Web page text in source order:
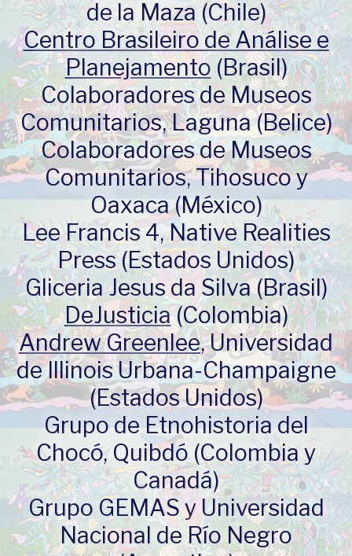
de la Maza (Chile)
Centro Brasileiro de Análise e
Planejamento (Brasil)
Colaboradores de Museos
Comunitarios, Laguna (Belice)
Colaboradores de Museos
Comunitarios, Tihosuco y
Oaxaca (México)
Lee Francis 4, Native Realities
Press (Estados Unidos)
Gliceria Jesus da Silva (Brasil)
DeJusticia(Colombia)
Andrew Greenlee, Universidad
de Illinois Urbana-Champaigne
(Estados Unidos)
Grupo de Etnohistoria del
Chocó, Quibdó (Colombia y
Canadá)
Grupo GEMAS y Universidad
Nacional de Río Negro